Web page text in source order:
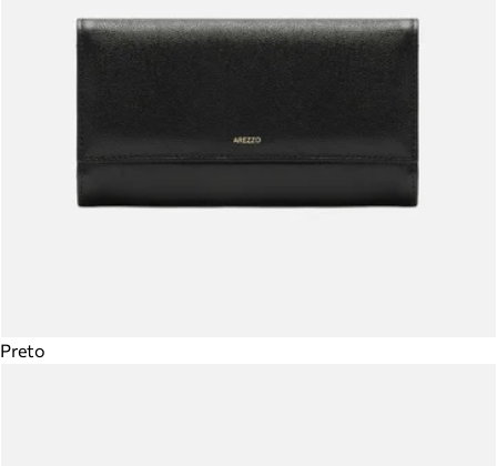
Preto